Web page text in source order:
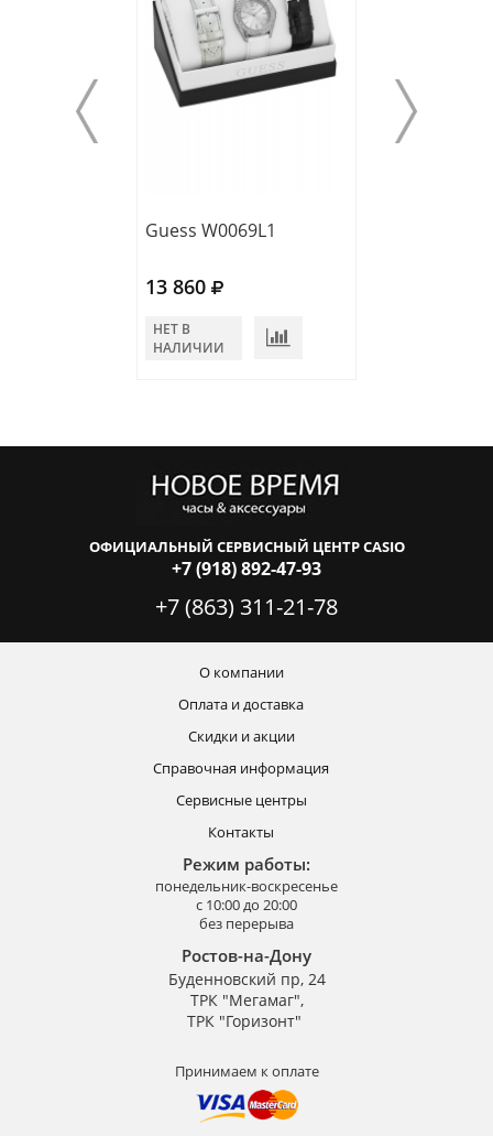
Guess W0069L1
13 860
НЕТ В
НАЛИЧИИ
ОФИЦИАЛЬНЫЙ СЕРВИСНЫЙ ЦЕНТР CASIO
+7 (918) 892-47-93
+7 (863) 311-21-78
О компании
Оплата и доставка
Скидки и акции
Справочная информация
Сервисные центры
Контакты
Режим работы:
понедельник-воскресенье
с 10:00 до 20:00
без перерыва
Ростов-на-Дону
Буденновский пр, 24
ТРК "Мегамаг",
ТРК "Горизонт"
Принимаем к оплате